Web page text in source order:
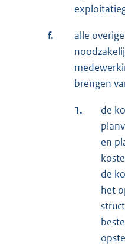
f.
alle
brengen
1.
de
en
de
het